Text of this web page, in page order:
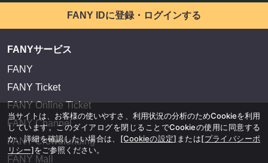
FANY IDに登録・ログインする
FANYサービス
FANY
FANY Ticket
FANY Online Ticket
FANY Channel
FANY Crowdfunding
FANY Mall
当サイトは、お客様の使いやすさ、利用状況の分析のためCookieを利用
しています。このダイアログを閉じることでCookieの使用に同意する
か、詳細を確認したい場合は、 [Cookieの設定] または[プライバシーポ
リシー]をご参照ください。